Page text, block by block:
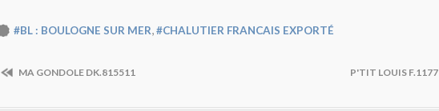
#BL : BOULOGNE SUR MER,#CHALUTIER FRANCAIS EXPORTÉ
MA GONDOLE DK.815511 P'TIT LOUIS F.1177